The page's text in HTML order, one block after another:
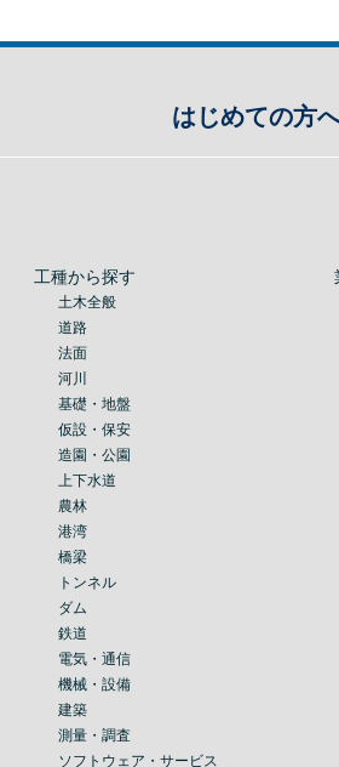
はじめての方
工種から探す
土木全般
道路
法面
河川
基礎・地盤
仮設・保安
造園・公園
上下水道
農林
港湾
橋梁
トンネル
ダム
鉄道
電気・通信
機械・設備
建築
測量・調査
ソフトウェア・サービス